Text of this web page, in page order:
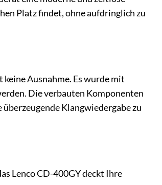
Platz findet, ohne aufdringlich zu
Ausnahme. Es wurde mit
Die verbauten Komponenten
Klangwiedergabe zu
Lenco CD-400GY deckt Ihre